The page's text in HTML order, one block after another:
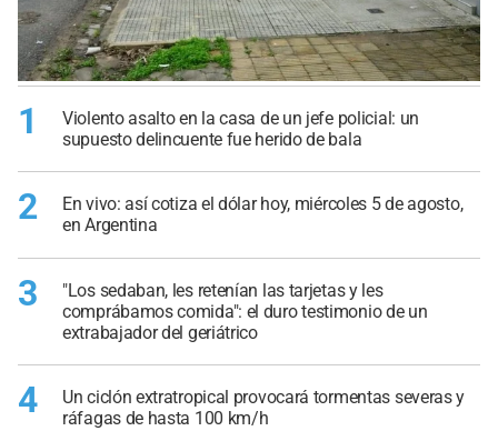
1
Violento asalto en la casa de un jefe policial: un
supuesto delincuente fue herido de bala
2
En vivo: así cotiza el dólar hoy, miércoles 5 de agosto,
en Argentina
3
"Los sedaban, les retenían las tarjetas y les
comprábamos comida": el duro testimonio de un
extrabajador del geriátrico
4
Un ciclón extratropical provocará tormentas severas y
ráfagas de hasta 100 km/h